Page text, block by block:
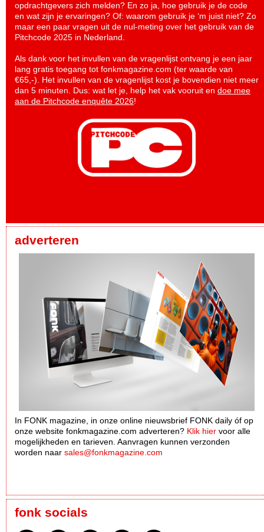
opdrachtgevers zich melden? En zo ja, hoe gebruik je de code
en wat zijn je ervaringen? Of: waarom gebruik je ‘m juist niet? Zo
maar een paar vragen uit de nul-meting over het gebruik van de
Pitchcode 2025 in Nederland.
Als dank voor het invullen van de vragenlijst ontvang je een jaar
lang gratis toegang tot fonkmagazine.com (ter waarde van
€65,-). Het invullen van de vragenlijst kost je bovendien niet meer
dan 5 minuten. Dus: wat let je, help het vak vooruit en doe mee
aan de Pitchcode enquête 2026!
adverteren
In FONK magazine, in onze online nieuwsbrief FONK daily óf op
onze website fonkmagazine.com adverteren? Klik hier voor alle
mogelijkheden en tarieven. Aanvragen kunnen verzonden
worden naar sales@fonkmagazine.com
fonk socials